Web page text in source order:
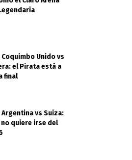
Unido vs
el Pirata está a
final
vs Suiza:
quiere irse del